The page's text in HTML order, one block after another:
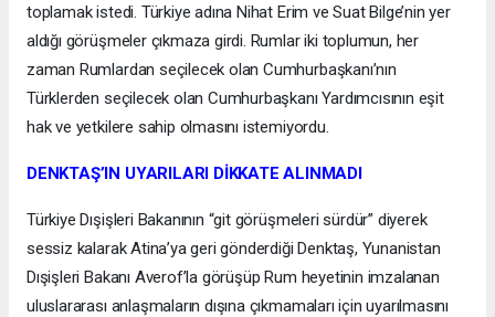
toplamak istedi. Türkiye adına Nihat Erim ve Suat Bilge’nin yer
aldığı görüşmeler çıkmaza girdi. Rumlar iki toplumun, her
zaman Rumlardan seçilecek olan Cumhurbaşkanı’nın
Türklerden seçilecek olan Cumhurbaşkanı Yardımcısının eşit
hak ve yetkilere sahip olmasını istemiyordu.
DENKTAŞ’IN UYARILARI DİKKATE ALINMADI
Türkiye Dışişleri Bakanının “git görüşmeleri sürdür” diyerek
sessiz kalarak Atina’ya geri gönderdiği Denktaş, Yunanistan
Dışişleri Bakanı Averof’la görüşüp Rum heyetinin imzalanan
uluslararası anlaşmaların dışına çıkmamaları için uyarılmasını